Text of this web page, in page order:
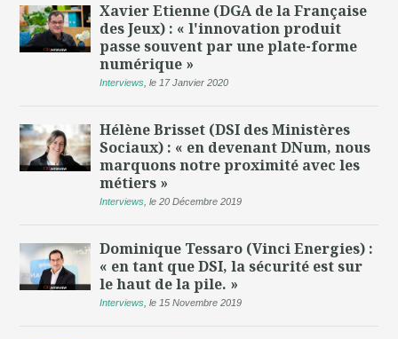
Xavier Etienne (DGA de la Française
des Jeux) : « l'innovation produit
passe souvent par une plate-forme
numérique »
Interviews ,le 17 Janvier 2020
Hélène Brisset (DSI des Ministères
Sociaux) : « en devenant DNum, nous
marquons notre proximité avec les
métiers »
Interviews ,le 20 Décembre 2019
Dominique Tessaro (Vinci Energies) :
« en tant que DSI, la sécurité est sur
le haut de la pile. »
Interviews ,le 15 Novembre 2019